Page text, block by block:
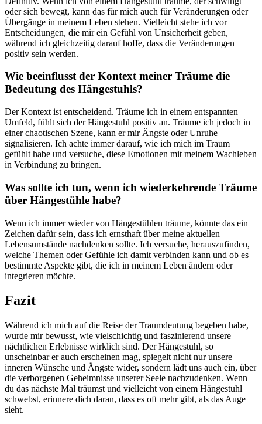
oder sich bewegt, kann das für mich auch‍ für Veränderungen oder
Übergänge in meinem Leben stehen. Vielleicht stehe ich​ vor
Entscheidungen, die ⁤mir ​ein Gefühl von Unsicherheit geben,
während ich gleichzeitig darauf hoffe, dass die Veränderungen
positiv sein⁣ werden.
Wie beeinflusst der Kontext meiner Träume die
Bedeutung des Hängestuhls?
Der Kontext ist entscheidend. Träume‍ ich in einem entspannten
Umfeld, fühlt sich der Hängestuhl positiv an. Träume ich jedoch in
einer chaotischen ⁤Szene, kann er⁢ mir Ängste oder Unruhe
signalisieren. Ich achte immer darauf, wie ich mich im Traum⁢
gefühlt habe und versuche, diese Emotionen mit meinem Wachleben
in Verbindung zu bringen.
Was sollte ich tun, wenn ich wiederkehrende Träume
über Hängestühle habe?
Wenn ich immer wieder von Hängestühlen träume, könnte das ⁢ein
Zeichen dafür sein, dass ich ernsthaft über⁤ meine aktuellen
Lebensumstände nachdenken sollte. Ich versuche, herauszufinden,
welche Themen oder Gefühle ich‍ damit verbinden ​kann und ob ⁢es
bestimmte⁢ Aspekte gibt, die ich in meinem Leben ändern oder
integrieren möchte. ⁢
Fazit
Während ich mich auf die Reise⁣ der ‌Traumdeutung begeben habe,
wurde mir bewusst, wie vielschichtig und faszinierend unsere​
nächtlichen Erlebnisse wirklich sind. Der Hängestuhl, so
unscheinbar er auch erscheinen mag, ‍spiegelt nicht nur unsere
inneren Wünsche und Ängste wider, sondern lädt uns auch ein,⁢ über
die verborgenen ⁤Geheimnisse unserer Seele nachzudenken. Wenn
du das nächste Mal ​träumst und ⁤vielleicht von einem Hängestuhl
schwebst,‍ erinnere dich daran, dass es oft mehr gibt, ‌als ‌das Auge
sieht.